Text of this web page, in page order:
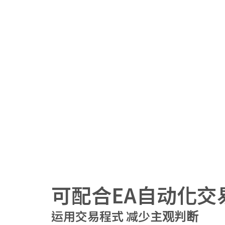
可配合EA自动化交
运用交易程式 减少主观判断